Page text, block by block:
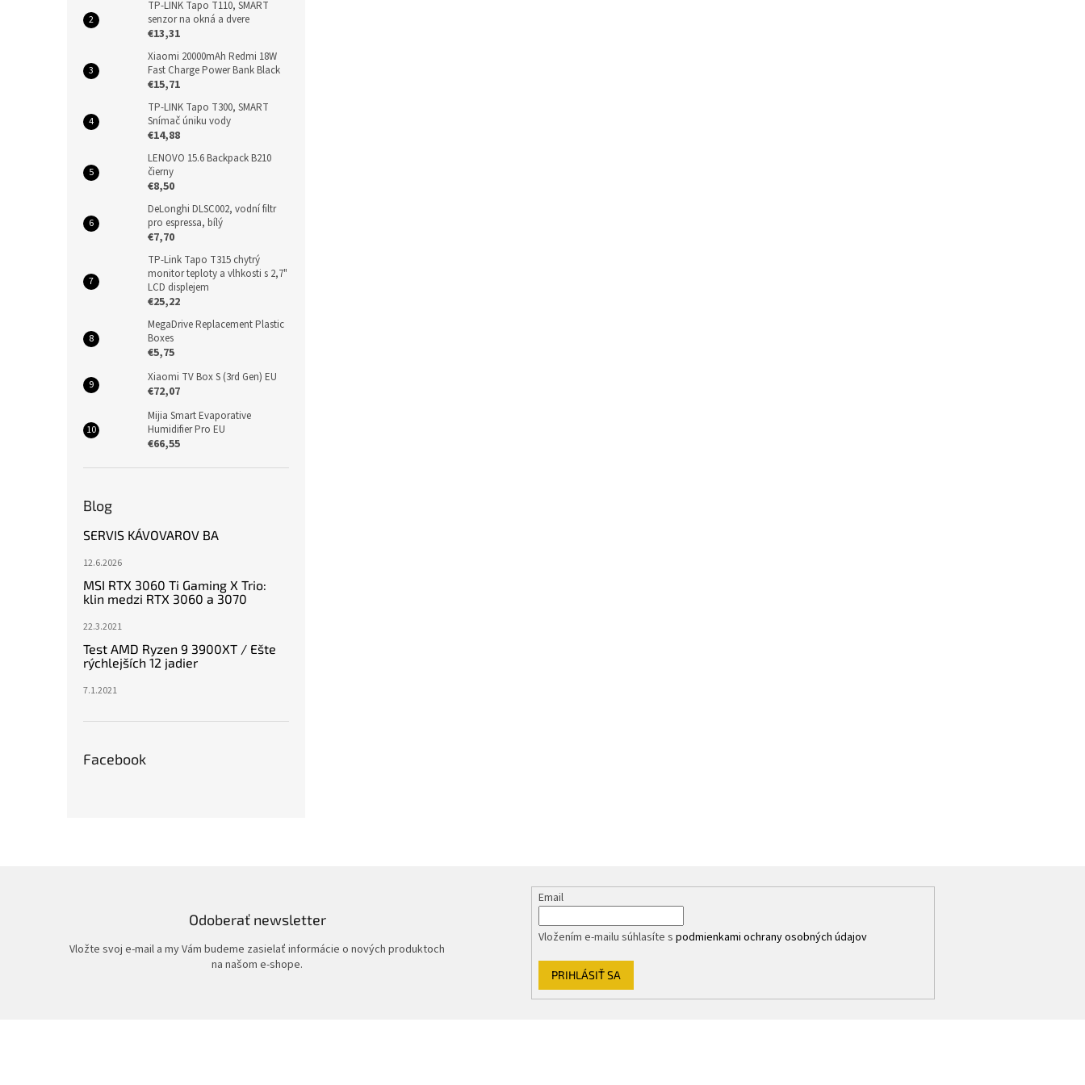
TP-LINK Tapo T110, SMART
senzor na okná a dvere
€13,31
Xiaomi 20000mAh Redmi 18W
Fast Charge Power Bank Black
€15,71
TP-LINK Tapo T300, SMART
Snímač úniku vody
€14,88
LENOVO 15.6 Backpack B210
čierny
€8,50
DeLonghi DLSC002, vodní filtr
pro espressa, bílý
€7,70
TP-Link Tapo T315 chytrý
monitor teploty a vlhkosti s 2,7"
LCD displejem
€25,22
MegaDrive Replacement Plastic
Boxes
€5,75
Xiaomi TV Box S (3rd Gen) EU
€72,07
Mijia Smart Evaporative
Humidifier Pro EU
€66,55
Blog
SERVIS KÁVOVAROV BA
12.6.2026
MSI RTX 3060 Ti Gaming X Trio:
klin medzi RTX 3060 a 3070
22.3.2021
Test AMD Ryzen 9 3900XT / Ešte
rýchlejších 12 jadier
7.1.2021
Facebook
Odoberať newsletter
Vložte svoj e-mail a my Vám budeme zasielať informácie o nových produktoch
na našom e-shope.
Email
Vložením e-mailu súhlasíte spodmienkami ochrany osobných údajov
PRIHLÁSIŤ SA